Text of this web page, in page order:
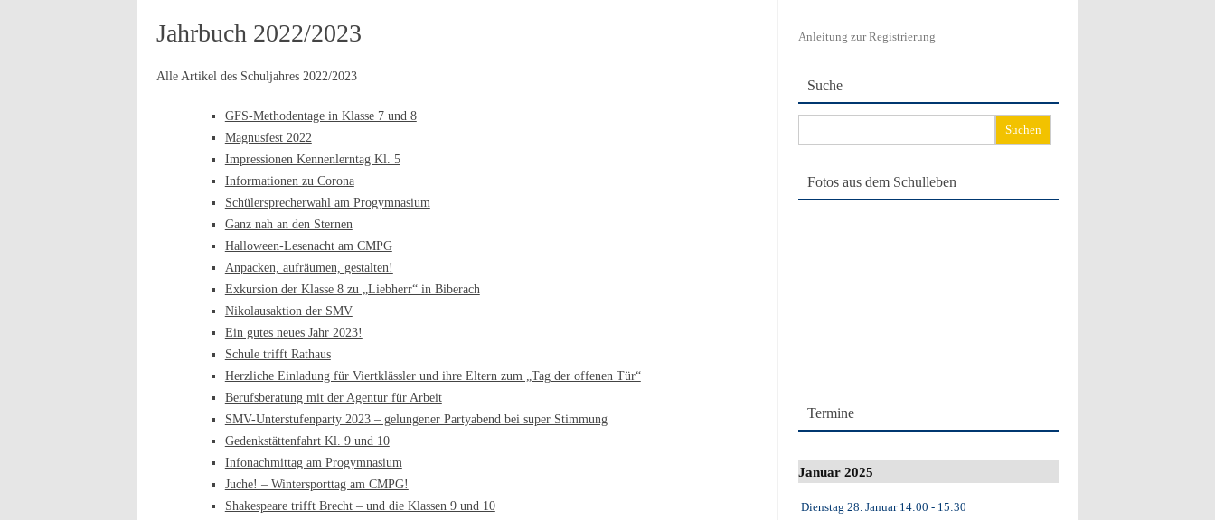
Jahrbuch 2022/2023
Alle Artikel des Schuljahres 2022/2023
GFS-Methodentage in Klasse 7 und 8
Magnusfest 2022
Impressionen Kennenlerntag Kl. 5
Informationen zu Corona
Schülersprecherwahl am Progymnasium
Ganz nah an den Sternen
Halloween-Lesenacht am CMPG
Anpacken, aufräumen, gestalten!
Exkursion der Klasse 8 zu „Liebherr“ in Biberach
Nikolausaktion der SMV
Ein gutes neues Jahr 2023!
Schule trifft Rathaus
Herzliche Einladung für Viertklässler und ihre Eltern zum „Tag der offenen Tür“
Berufsberatung mit der Agentur für Arbeit
SMV-Unterstufenparty 2023 – gelungener Partyabend bei super Stimmung
Gedenkstättenfahrt Kl. 9 und 10
Infonachmittag am Progymnasium
Juche! – Wintersporttag am CMPG!
Shakespeare trifft Brecht – und die Klassen 9 und 10
Anleitung zur Registrierung
Suche
nach:
Fotos aus dem Schulleben
Termine
Januar 2025
Dienstag 28. Januar14:00 - 15:30